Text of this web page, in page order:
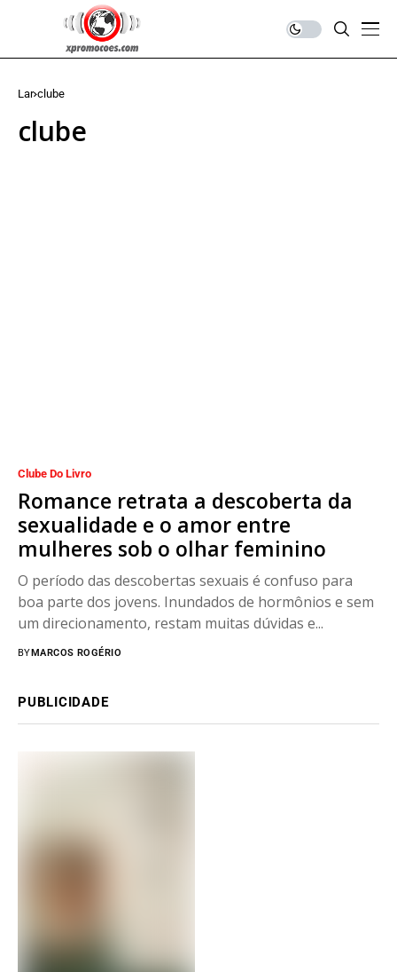
Lar clube
clube
Clube Do Livro
Romance retrata a descoberta da
sexualidade e o amor entre
mulheres sob o olhar feminino
O período das descobertas sexuais é confuso para
boa parte dos jovens. Inundados de hormônios e sem
um direcionamento, restam muitas dúvidas e...
BY MARCOS ROGÉRIO
PUBLICIDADE